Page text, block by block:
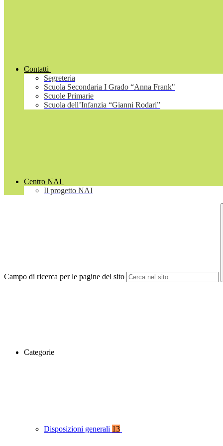
Contatti
Segreteria
Scuola Secondaria I Grado “Anna Frank"
Scuole Primarie
Scuola dell’Infanzia “Gianni Rodari”
Centro NAI
Il progetto NAI
Campo di ricerca per le pagine del sito
Categorie
Disposizioni generali 13